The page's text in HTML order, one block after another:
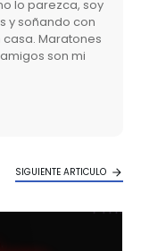
lo parezca, soy
y soñando con
Maratones
son mi
SIGUIENTE ARTICULO